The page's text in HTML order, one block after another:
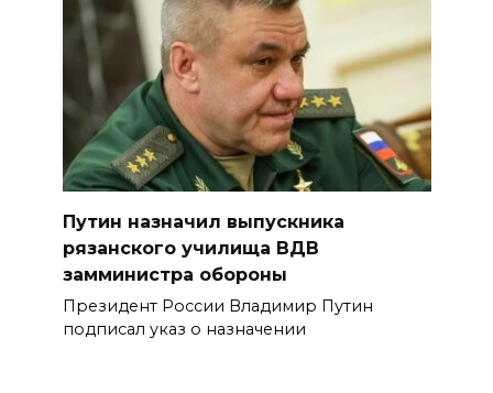
Путин назначил выпускника
рязанского училища ВДВ
замминистра обороны
Президент России Владимир Путин
подписал указ о назначении